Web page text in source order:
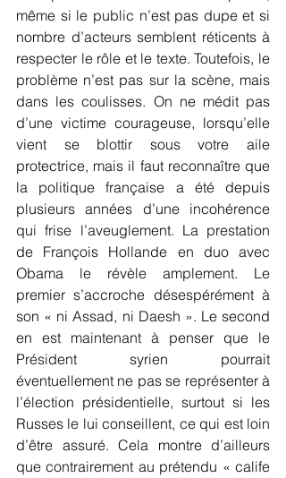
même si le public n’est pas dupe et si
nombre d’acteurs semblent réticents à
respecter le rôle et le texte. Toutefois, le
problème n’est pas sur la scène, mais
dans les coulisses. On ne médit pas
d’une victime courageuse, lorsqu’elle
vient se blottir sous votre aile
protectrice, mais il faut reconnaître que
la politique française a été depuis
plusieurs années d’une incohérence
qui frise l’aveuglement. La prestation
de François Hollande en duo avec
Obama le révèle amplement. Le
premier s’accroche désespérément à
son « ni Assad, ni Daesh ». Le second
en est maintenant à penser que le
Président syrien pourrait
éventuellement ne pas se représenter à
l’élection présidentielle, surtout si les
Russes le lui conseillent, ce qui est loin
d’être assuré. Cela montre d’ailleurs
que contrairement au prétendu « calife